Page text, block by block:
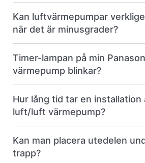
Kan luftvärmepumpar
när det är minusgrader?
Timer-lampan på min
värmepump blinkar?
Hur lång tid tar en installation
luft/luft värmepump?
Kan man placera utedelen
trapp?